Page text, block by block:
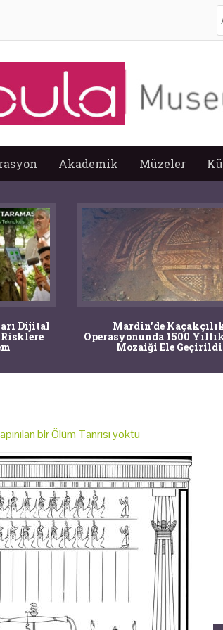
Akademik Müzeler
Roma
Bir saç stilisti arkeolog
çalışarak Antik Roma
modellerinin sırrını
bir Ölüm Tanrısı yoktu